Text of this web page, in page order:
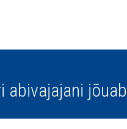
abivajajani